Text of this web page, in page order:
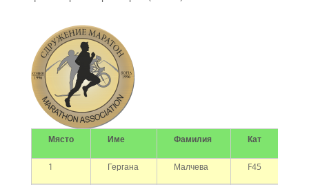
Място Име Фамилия Кат
1 Гергана Малчева F45